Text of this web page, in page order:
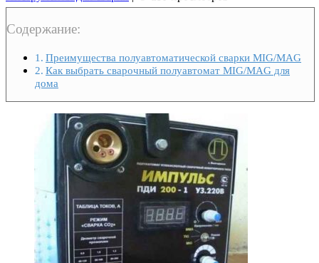
Содержание:
Преимущества полуавтоматической сварки MIG/MAG
Как выбрать сварочный полуавтомат MIG/MAG для
дома